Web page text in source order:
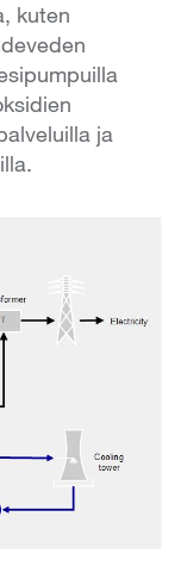
kuten
ja